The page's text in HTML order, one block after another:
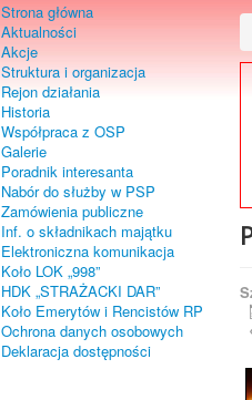
Strona główna
Aktualności
Akcje
Struktura i organizacja
Rejon działania
Historia
Współpraca z OSP
Galerie
Poradnik interesanta
Nabór do służby w PSP
Zamówienia publiczne
Inf. o składnikach majątku
Elektroniczna komunikacja
Koło LOK „998”
HDK „STRAŻACKI DAR”
Koło Emerytów i Rencistów RP
Ochrona danych osobowych
Deklaracja dostępności